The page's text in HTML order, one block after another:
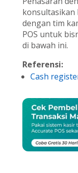
konsultasikan
dengan tim
POS untuk
di bawah ini.
Referensi:
Cash